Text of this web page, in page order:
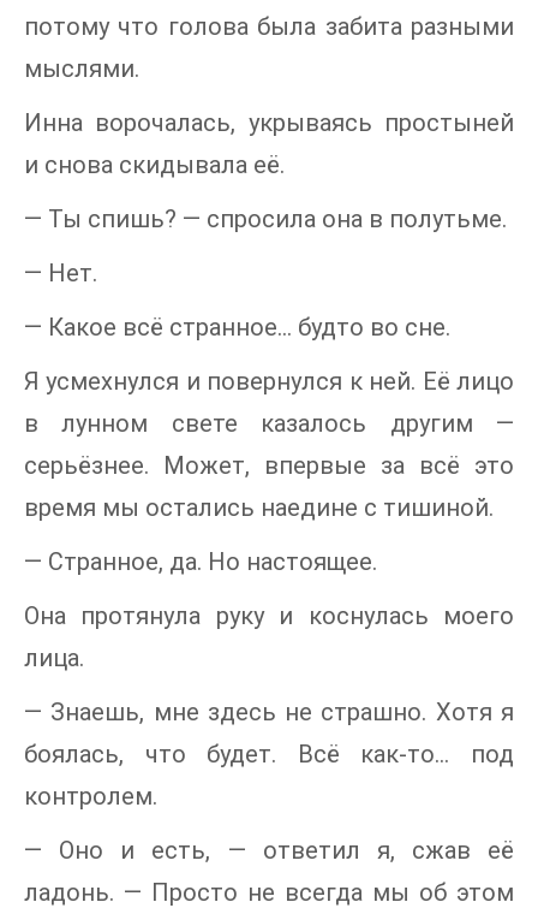
потому что голова была забита разными
мыслями.
Инна ворочалась, укрываясь простыней
и снова скидывала её.
— Ты спишь? — спросила она в полутьме.
— Нет.
— Какое всё странное… будто во сне.
Я усмехнулся и повернулся к ней. Её лицо
в лунном свете казалось другим —
серьёзнее. Может, впервые за всё это
время мы остались наедине с тишиной.
— Странное, да. Но настоящее.
Она протянула руку и коснулась моего
лица.
— Знаешь, мне здесь не страшно. Хотя я
боялась, что будет. Всё как-то… под
контролем.
— Оно и есть, — ответил я, сжав её
ладонь. — Просто не всегда мы об этом